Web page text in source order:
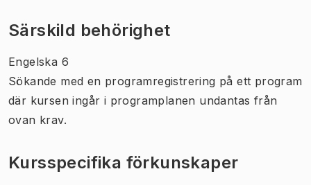
Särskild behörighet
Engelska 6
Sökande med en programregistrering på ett program
där kursen ingår i programplanen undantas från
ovan krav.
Kursspecifika förkunskaper